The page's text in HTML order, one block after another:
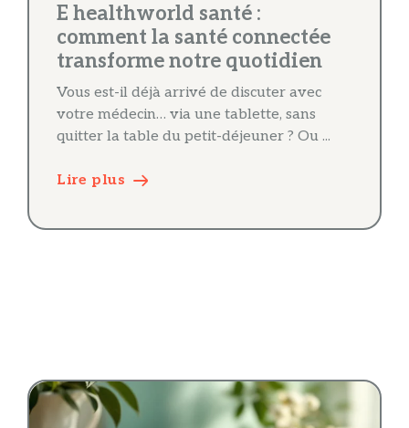
E healthworld santé :
comment la santé connectée
transforme notre quotidien
Vous est-il déjà arrivé de discuter avec
votre médecin… via une tablette, sans
quitter la table du petit-déjeuner ? Ou ...
Lire plus